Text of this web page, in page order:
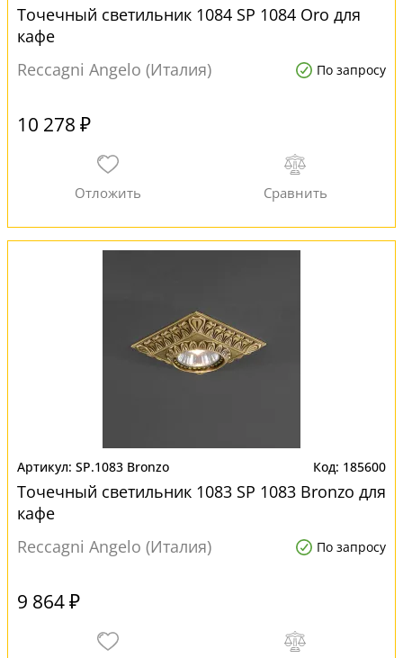
Точечный светильник 1084 SP 1084 Oro для
кафе
Reccagni Angelo (Италия)
По запросу
10 278 ₽
SP.1083 Bronzo 185600
Точечный светильник 1083 SP 1083 Bronzo для
кафе
Reccagni Angelo (Италия)
По запросу
9 864 ₽